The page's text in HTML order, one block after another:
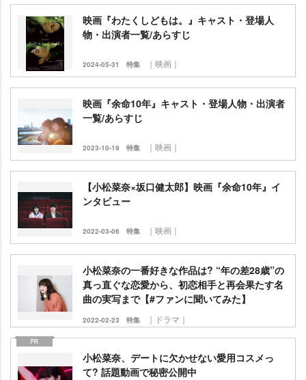
映画『わたくしどもは。』キャスト・登場人
物・出演者一覧/あらすじ
2024-05-31 特集 ｜映画｜
映画『余命10年』キャスト・登場人物・出演者
一覧/あらすじ
2023-10-19 特集 ｜映画｜
【小松菜奈×坂口健太郎】映画『余命10年』イ
ンタビュー
2022-03-06 特集 ｜映画｜
小松菜奈の一番好きな作品は? “年の差28歳”の
真っ直ぐな恋愛から、初恋相手と再会果たす名
曲の実写まで【#ファンに聞いてみた】
2022-02-23 特集 ｜ドラマ｜
小松菜奈、デートに欠かせない愛用コスメっ
て? 話題動画で秘密公開中